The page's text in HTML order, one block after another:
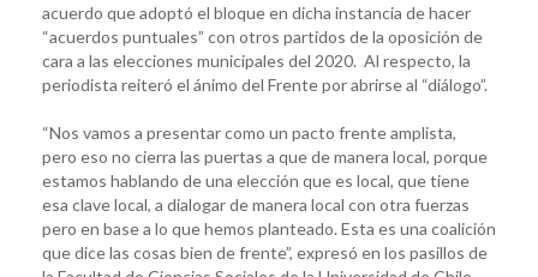
acuerdo que adoptó el bloque en dicha instancia de hacer
“acuerdos puntuales” con otros partidos de la oposición de
cara a las elecciones municipales del 2020. Al respecto, la
periodista reiteró el ánimo del Frente por abrirse al “diálogo”.
“Nos vamos a presentar como un pacto frente amplista,
pero eso no cierra las puertas a que de manera local, porque
estamos hablando de una elección que es local, que tiene
esa clave local, a dialogar de manera local con otra fuerzas
pero en base a lo que hemos planteado. Esta es una coalición
que dice las cosas bien de frente”, expresó en los pasillos de